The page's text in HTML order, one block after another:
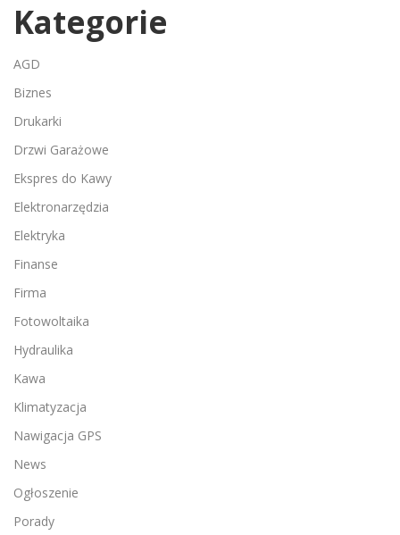
Kategorie
AGD
Biznes
Drukarki
Drzwi Garażowe
Ekspres do Kawy
Elektronarzędzia
Elektryka
Finanse
Firma
Fotowoltaika
Hydraulika
Kawa
Klimatyzacja
Nawigacja GPS
News
Ogłoszenie
Porady